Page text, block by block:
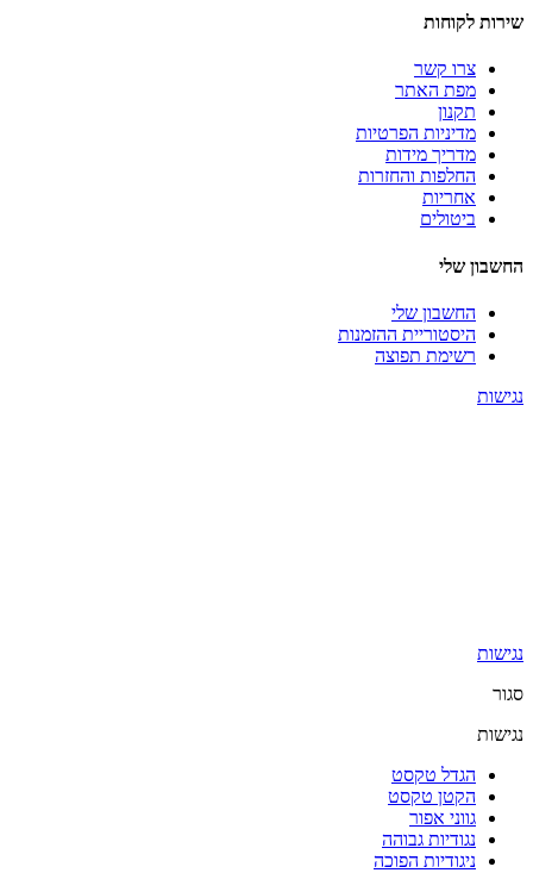
שירות לקוחות
צרו קשר
מפת האתר
תקנון
מדיניות הפרטיות
מדריך מידות
החלפות והחזרות
אחריות
ביטולים
החשבון שלי
החשבון שלי
היסטוריית ההזמנות
רשימת תפוצה
נגישות
נגישות
סגור
נגישות
הגדל טקסט
הקטן טקסט
גווני אפור
נגודיות גבוהה
ניגודיות הפוכה